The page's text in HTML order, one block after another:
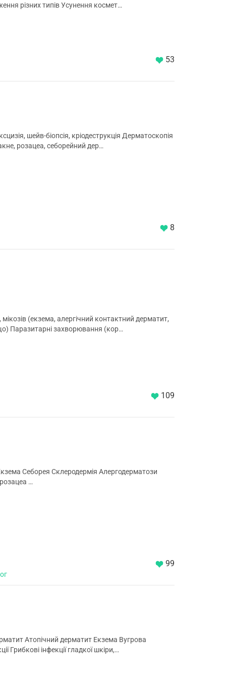
різних типів Усунення космет…
53
шейв-біопсія, кріодеструкція Дерматоскопія
розацеа, себорейний дер…
8
(екзема, алергічний контактний дерматит,
Паразитарні захворювання (кор…
109
Себорея Склеродермія Алергодерматози
…
99
Атопічний дерматит Екзема Вугрова
Грибкові інфекції гладкої шкіри,…